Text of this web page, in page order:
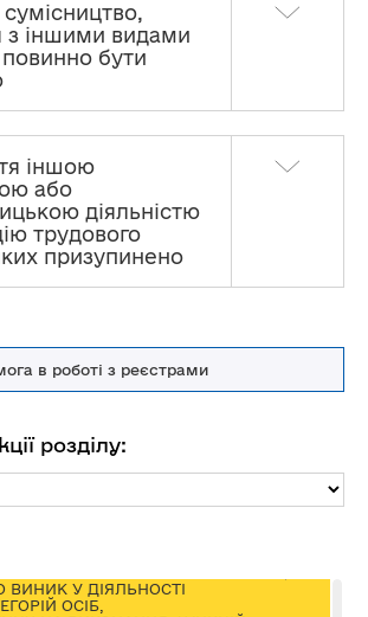
в роботі з реєстрами
розділу:
скорочень
ПОШИРЮЮТЬСЯ ВИМОГИ
ТА ВРЕГУЛЮВАННЯ
ТА ОБМЕЖЕННЯ ЩОДО
ТА ЙОГО СКЛАДОВІ
ЗВ’ЯЗКУ З НАЯВНІСТЮ
КОНФЛІКТУ ІНТЕРЕСІВ
КОНФЛІКТУ
ВИНИК У ДІЯЛЬНОСТІ
ОСІБ,
з іншими видами
повинно бути
іншою
або
діяльністю
трудового
призупинено